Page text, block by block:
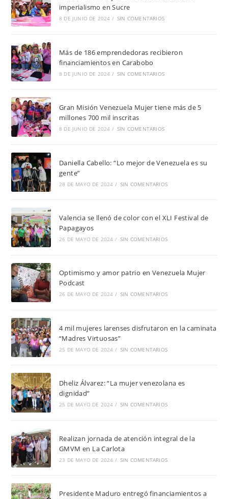
imperialismo en Sucre
8 DE JUNIO DE 2024 / SIN COMENTARIOS
Más de 186 emprendedoras recibieron
financiamientos en Carabobo
8 DE JUNIO DE 2024 / SIN COMENTARIOS
Gran Misión Venezuela Mujer tiene más de 5
millones 700 mil inscritas
8 DE JUNIO DE 2024 / SIN COMENTARIOS
Daniella Cabello: “Lo mejor de Venezuela es su
gente”
28 DE MAYO DE 2024 / SIN COMENTARIOS
Valencia se llenó de color con el XLI Festival de
Papagayos
26 DE MAYO DE 2024 / SIN COMENTARIOS
Optimismo y amor patrio en Venezuela Mujer
Podcast
26 DE MAYO DE 2024 / SIN COMENTARIOS
4 mil mujeres larenses disfrutaron en la caminata
“Madres Virtuosas”
25 DE MAYO DE 2024 / SIN COMENTARIOS
Dheliz Álvarez: “La mujer venezolana es
dignidad”
25 DE MAYO DE 2024 / SIN COMENTARIOS
Realizan jornada de atención integral de la
GMVM en La Carlota
23 DE MAYO DE 2024 / SIN COMENTARIOS
Presidente Maduro entregó financiamientos a